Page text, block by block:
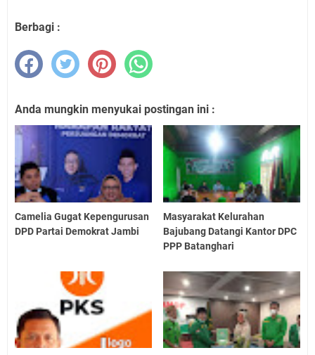
Berbagi :
Anda mungkin menyukai postingan ini :
Camelia Gugat Kepengurusan
DPD Partai Demokrat Jambi
Masyarakat Kelurahan
Bajubang Datangi Kantor DPC
PPP Batanghari